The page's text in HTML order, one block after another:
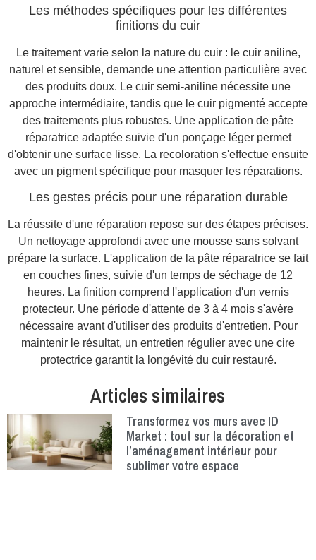
Les méthodes spécifiques pour les différentes
finitions du cuir
Le traitement varie selon la nature du cuir : le cuir aniline,
naturel et sensible, demande une attention particulière avec
des produits doux. Le cuir semi-aniline nécessite une
approche intermédiaire, tandis que le cuir pigmenté accepte
des traitements plus robustes. Une application de pâte
réparatrice adaptée suivie d'un ponçage léger permet
d'obtenir une surface lisse. La recoloration s'effectue ensuite
avec un pigment spécifique pour masquer les réparations.
Les gestes précis pour une réparation durable
La réussite d'une réparation repose sur des étapes précises.
Un nettoyage approfondi avec une mousse sans solvant
prépare la surface. L'application de la pâte réparatrice se fait
en couches fines, suivie d'un temps de séchage de 12
heures. La finition comprend l'application d'un vernis
protecteur. Une période d'attente de 3 à 4 mois s'avère
nécessaire avant d'utiliser des produits d'entretien. Pour
maintenir le résultat, un entretien régulier avec une cire
protectrice garantit la longévité du cuir restauré.
Articles similaires
Transformez vos murs avec ID
Market : tout sur la décoration et
l’aménagement intérieur pour
sublimer votre espace